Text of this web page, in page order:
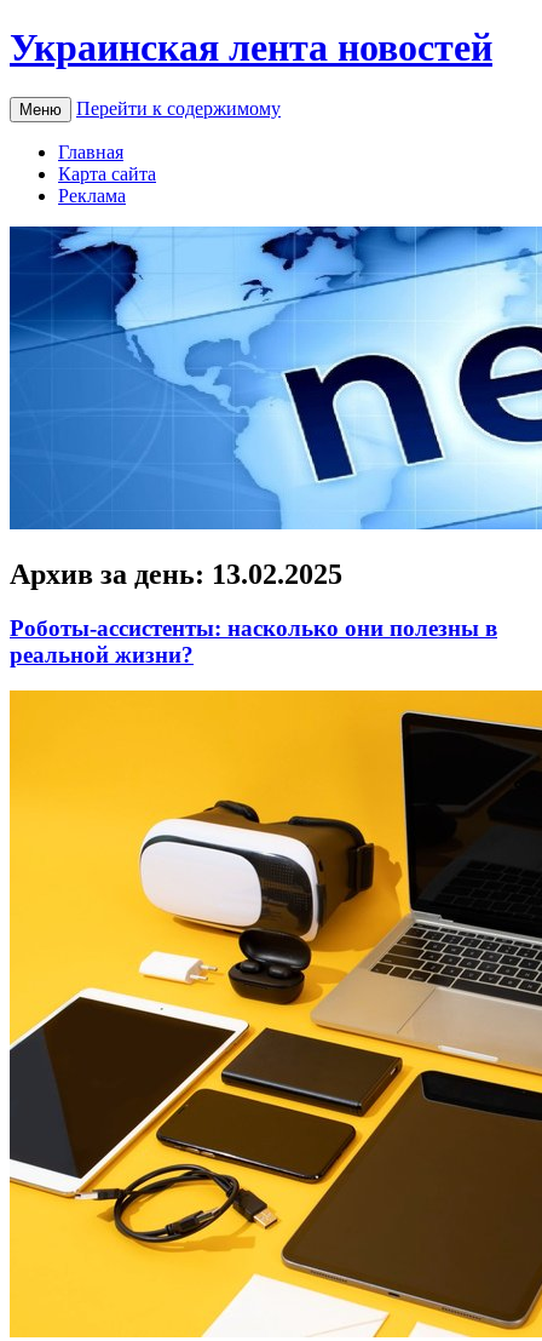
Украинская лента новостей
Меню Перейти к содержимому
Главная
Карта сайта
Реклама
Архив за день: 13.02.2025
Роботы-ассистенты: насколько они полезны в
реальной жизни?